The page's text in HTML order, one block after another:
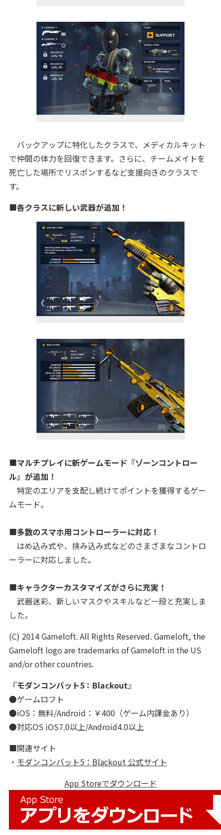
バックアップに特化したクラスで、メディカルキット
で仲間の体力を回復できます。さらに、チームメイトを
死亡した場所でリスポンするなど支援向きのクラスで
す。
■各クラスに新しい武器が追加！
■マルチプレイに新ゲームモード『ゾーンコントロー
ル』が追加！
特定のエリアを支配し続けてポイントを獲得するゲー
ムモード。
■多数のスマホ用コントローラーに対応！
はめ込み式や、挟み込み式などのさまざまなコントロ
ーラーに対応しました。
■キャラクターカスタマイズがさらに充実！
武器迷彩、新しいマスクやスキルなど一段と充実しま
した。
(C) 2014 Gameloft. All Rights Reserved. Gameloft, the
Gameloft logo are trademarks of Gameloft in the US
and/or other countries.
『モダンコンバット5：Blackout』
●ゲームロフト
●iOS：無料/Android：￥400（ゲーム内課金あり）
●対応OS iOS7.0以上/Android4.0以上
■関連サイト
・ モダンコンバット5：Blackout 公式サイト
App Storeでダウンロード